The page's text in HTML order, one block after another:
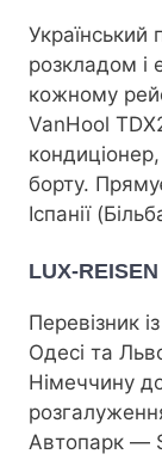
Український
розкладом і
кожному
VanHool
борту.
Іспанії
LUX-
Перевізник
Одесі та
Німеччину
Автопарк —